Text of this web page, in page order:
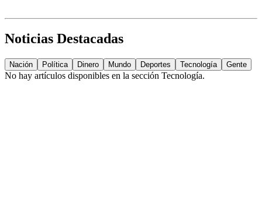
Noticias Destacadas
Nación Política Dinero Mundo Deportes Tecnología Gente
No hay artículos disponibles en la sección Tecnología.